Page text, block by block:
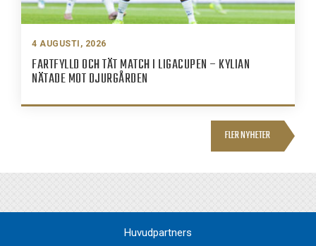
4 AUGUSTI, 2026
FARTFYLLD OCH TÄT MATCH I LIGACUPEN – KYLIAN
NÄTADE MOT DJURGÅRDEN
FLER NYHETER
Huvudpartners